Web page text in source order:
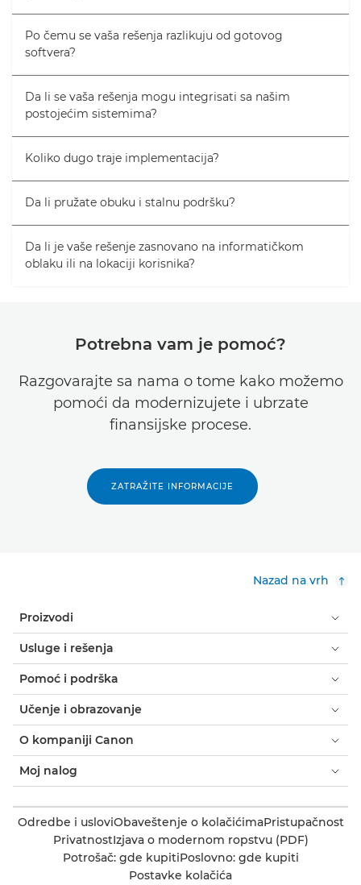
Po čemu se vaša rešenja razlikuju od gotovog
softvera?
Da li se vaša rešenja mogu integrisati sa našim
postojećim sistemima?
Koliko dugo traje implementacija?
Da li pružate obuku i stalnu podršku?
Da li je vaše rešenje zasnovano na informatičkom
oblaku ili na lokaciji korisnika?
Potrebna vam je pomoć?
Razgovarajte sa nama o tome kako možemo
pomoći da modernizujete i ubrzate
finansijske procese.
ZATRAŽITE INFORMACIJE
Nazad na vrh
Proizvodi
Usluge i rešenja
Pomoć i podrška
Učenje i obrazovanje
O kompaniji Canon
Moj nalog
Odredbe i usloviObaveštenje o kolačićimaPristupačnost
PrivatnostIzjava o modernom ropstvu (PDF)
Potrošač: gde kupitiPoslovno: gde kupiti
Postavke kolačića